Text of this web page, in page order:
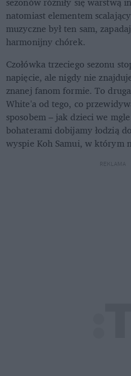
natomiast elementem
muzyczne był ten sam,
harmonijny chórek.
Czołówka trzeciego sezonu
napięcie, ale nigdy nie
znanej fanom formie. To
White'a od tego, co
sposobem – jak dzieci we
bohaterami dobijamy łodzią
wyspie Koh Samui, w którym
REKLAMA